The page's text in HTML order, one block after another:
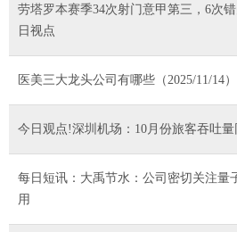
劳塔罗本赛季34次射门意甲第三，6次
日视点
医美三大龙头公司有哪些（2025/11/14）
今日观点!深圳机场：10月份旅客吞吐量
每日短讯：大禹节水：公司密切关注量
用